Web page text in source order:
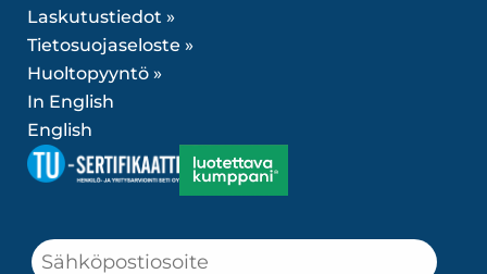
Laskutustiedot »
Tietosuojaseloste »
Huoltopyyntö »
In English
English